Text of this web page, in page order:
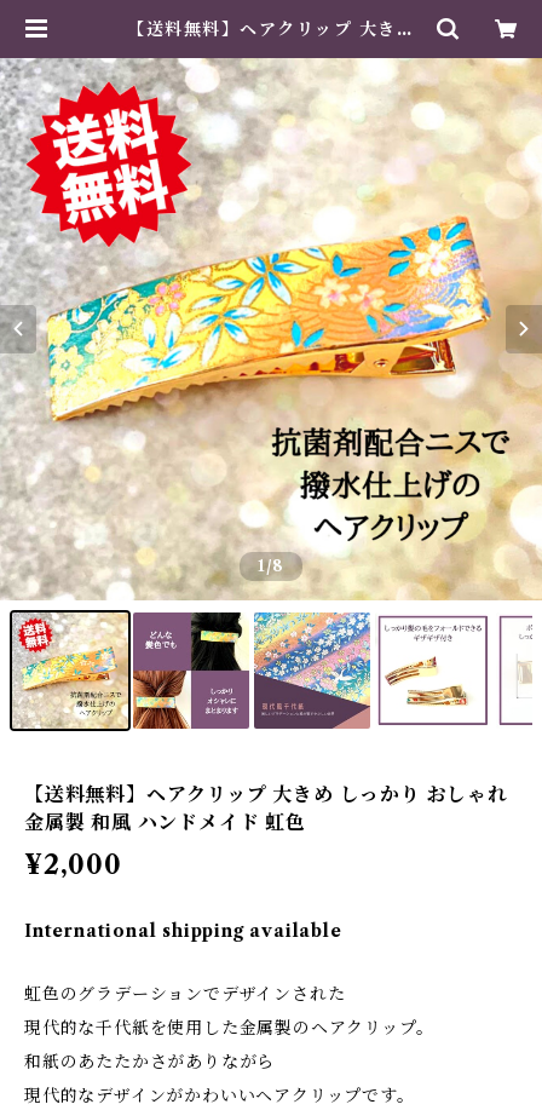
【送料無料】ヘアクリップ 大きめ
ドメイド 虹色 | 紙工芸専門店 美そ
あみか
1/8
【送料無料】ヘアクリップ 大きめ しっかり おしゃれ
金属製 和風 ハンドメイド 虹色
¥2,000
International shipping available
虹色のグラデーションでデザインされた
現代的な千代紙を使用した金属製のヘアクリップ。
和紙のあたたかさがありながら
現代的なデザインがかわいいヘアクリップです。